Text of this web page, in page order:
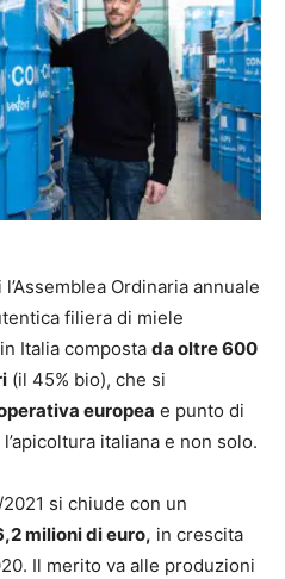
Ordinaria annuale
filiera di miele
Italia composta da oltre 600
(il 45% bio), che si
europea e punto di
italiana e non solo.
si chiude con un
milioni di euro, in crescita
Il merito va alle produzioni